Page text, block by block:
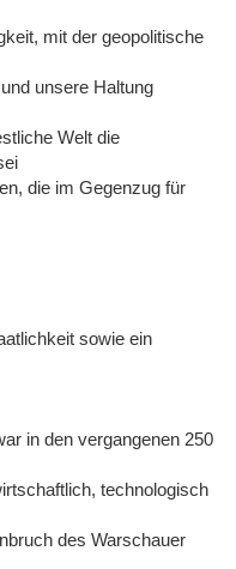
mit der geopolitische
unsere Haltung
Welt die
die im Gegenzug für
sowie ein
in den vergangenen 250
technologisch
des Warschauer